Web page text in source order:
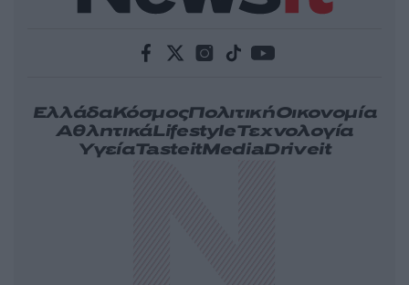
ΕλλάδαΚόσμοςΠολιτικήΟικονομία
ΑθλητικάLifestyleΤεχνολογία
ΥγείαTasteitMediaDriveit